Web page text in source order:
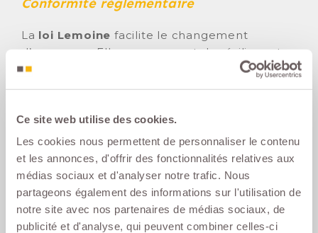
Ce site web utilise des cookies.
Les cookies nous permettent de personnaliser le contenu
et les annonces, d'offrir des fonctionnalités relatives aux
médias sociaux et d'analyser notre trafic. Nous
partageons également des informations sur l'utilisation de
notre site avec nos partenaires de médias sociaux, de
publicité et d'analyse, qui peuvent combiner celles-ci
La loi Lemoinefacilite le changement
d’assurance. Elle vous permet de résilier votre
contrat d’
assurance de prêt immobilierà tout
moment sans frais ni pénalités. Cette
séparation.
La FSI assurance emprunteur (Fiche
Standardisée d’Information
) vous aide à
comparer les garanties et tarifs. Profitez de
votre changement de situation pour
optimiser votre couverture.